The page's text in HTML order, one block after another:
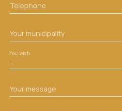
Telephone
Your municipality
-
You wish
Your message